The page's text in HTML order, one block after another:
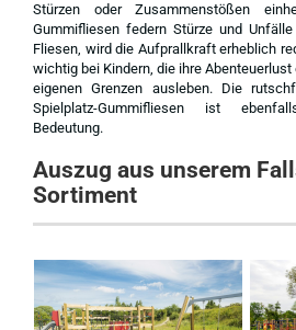
Stürzen oder Zusammenstößen
Gummifliesen federn Stürze und
Fliesen, wird die Aufprallkraft erheblich
wichtig bei Kindern, die ihre
eigenen Grenzen ausleben. Die
Spielplatz-Gummifliesen ist
Bedeutung.
Auszug aus unserem
Sortiment